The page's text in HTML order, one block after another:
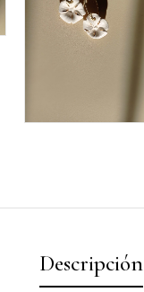
Descripción